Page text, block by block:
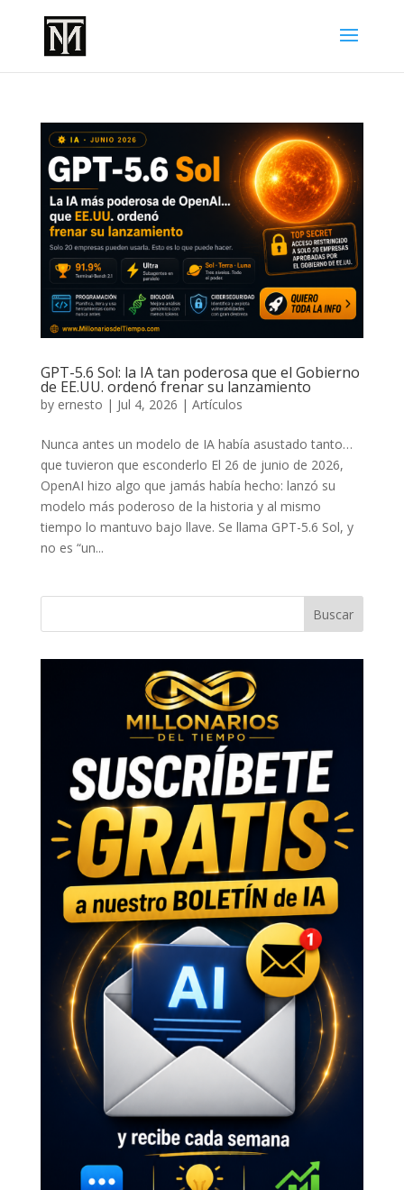
GPT-5.6 Sol: la IA tan poderosa que el Gobierno
de EE.UU. ordenó frenar su lanzamiento
by ernesto | Jul 4, 2026 | Artículos
Nunca antes un modelo de IA había asustado tanto…
que tuvieron que esconderlo El 26 de junio de 2026,
OpenAI hizo algo que jamás había hecho: lanzó su
modelo más poderoso de la historia y al mismo
tiempo lo mantuvo bajo llave. Se llama GPT-5.6 Sol, y
no es “un...
Buscar